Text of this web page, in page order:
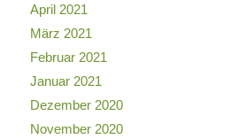
April 2021
März 2021
Februar 2021
Januar 2021
Dezember 2020
November 2020